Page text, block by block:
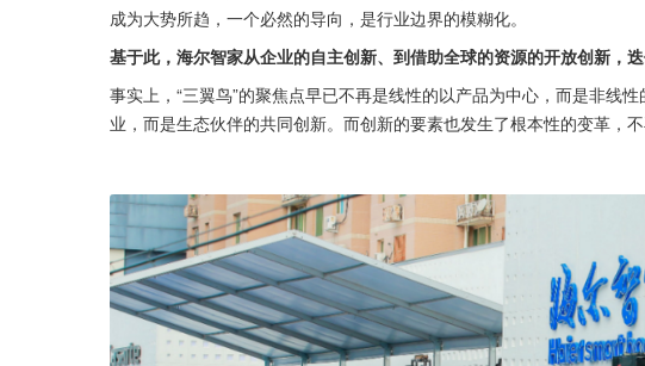
成为大势所趋，一个必然的导向，是行业边界的模糊化。
基于此，海尔智家从企业的自主创新、到借助全球的资源的开放创新，迭
事实上，“三翼鸟”的聚焦点早已不再是线性的以产品为中心，而是非线
业，而是生态伙伴的共同创新。而创新的要素也发生了根本性的变革，